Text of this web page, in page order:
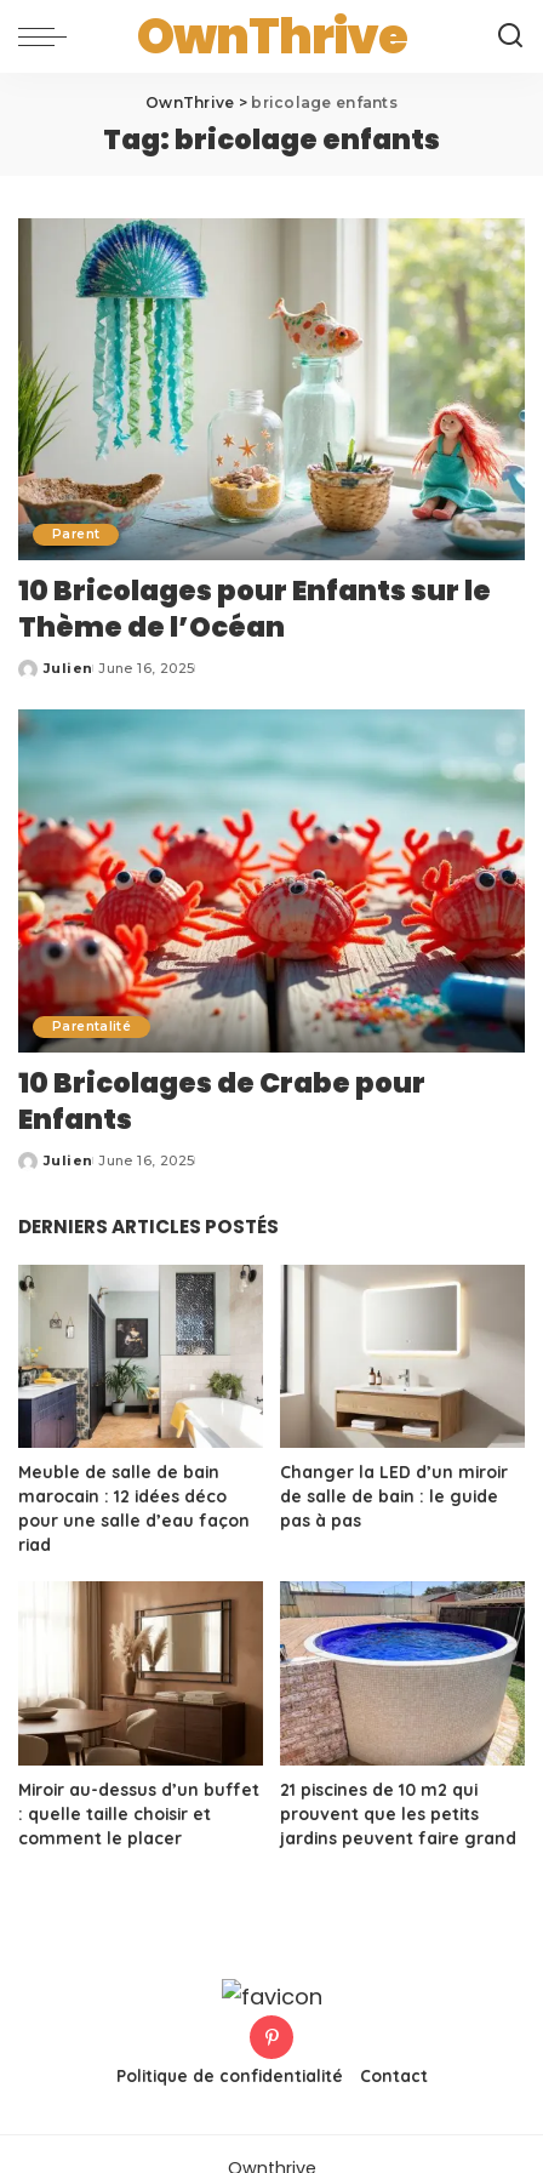
OwnThrive
OwnThrive > bricolage enfants
Tag:bricolage enfants
Parent
10 Bricolages pour Enfants sur le
Thème de l’Océan
Posted
Julien June 16, 2025
Parentalité
10 Bricolages de Crabe pour
Enfants
Posted
Julien June 16, 2025
DERNIERS ARTICLES POSTÉS
Meuble de salle de bain
marocain : 12 idées déco
pour une salle d’eau façon
riad
Changer la LED d’un miroir
de salle de bain : le guide
pas à pas
Miroir au-dessus d’un buffet
: quelle taille choisir et
comment le placer
21 piscines de 10 m2 qui
prouvent que les petits
jardins peuvent faire grand
Politique de confidentialité Contact
Ownthrive